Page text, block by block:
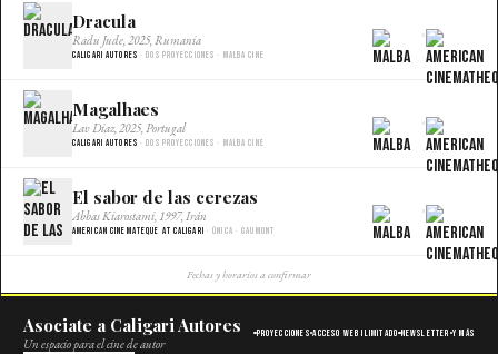
Dracula
Radu Jude, 2025, Rumania
Caligari Autores · Dos proyecciones · Malba Cine
×
Magalhaes
Lav Diaz, 2025, Portugal
Caligari Autores · Dos proyecciones · Malba Cine
×
El sabor de las cerezas
Abbas Kiarostami, 1997, Irán
American Cinemateque at Caligari · Única · Gaumont
×
Fechas y horarios a confirmar
Asociate a Caligari Autores
Un espacio para el cine de autor
Proyecciones Acceso web ilimitado Newsletter Y más